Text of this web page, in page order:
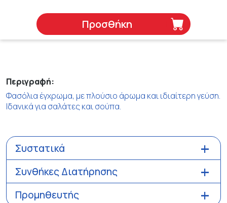
Προσθήκη
Περιγραφή:
Φασόλια έγχρωμα, με πλούσιο άρωμα και ιδιαίτερη γεύση.
Ιδανικά για σαλάτες και σούπα.
Συστατικά
Συνθήκες Διατήρησης
Προμηθευτής